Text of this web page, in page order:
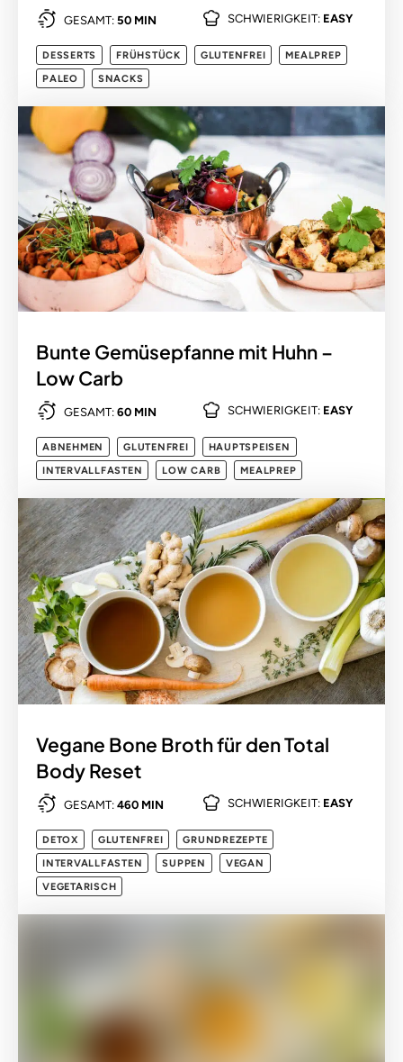
GESAMT: 50 MIN SCHWIERIGKEIT: EASY
DESSERTS FRÜHSTÜCK GLUTENFREI
MEALPREP
PALEO
SNACKS
Bunte Gemüsepfanne mit Huhn –
Low Carb
GESAMT: 60 MIN SCHWIERIGKEIT: EASY
ABNEHMEN GLUTENFREI
HAUPTSPEISEN
INTERVALLFASTEN
LOW CARB MEALPREP
Vegane Bone Broth für den Total
Body Reset
GESAMT: 460 MIN SCHWIERIGKEIT: EASY
DETOX GLUTENFREI
GRUNDREZEPTE
INTERVALLFASTEN
SUPPEN
VEGAN
VEGETARISCH